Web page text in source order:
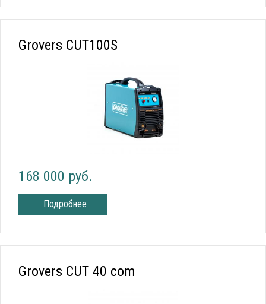
Grovers CUT100S
168 000 руб.
Подробнее
Grovers CUT 40 com